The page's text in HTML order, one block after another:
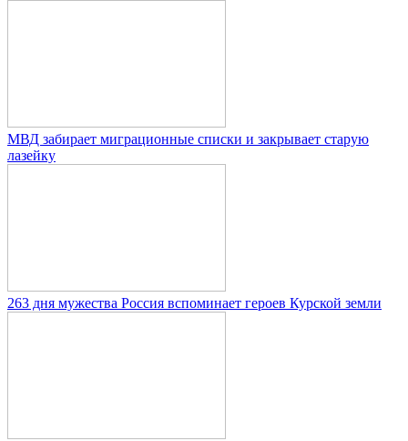
МВД забирает миграционные списки и закрывает старую
лазейку
263 дня мужества Россия вспоминает героев Курской земли